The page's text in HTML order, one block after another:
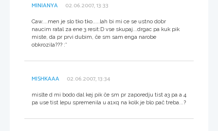
MINIANYA 02.06.2007, 13:33
Caw....men je slo tko tko.....lah bi mi ce se ustno dobr
naucim ratal za ene 3 resit:D vse skupaj...drgac pa kuk pik
miste, da pr prvi dubim, če sm sam enga narobe
obkrozila??? :*
MISHKAAA 02.06.2007, 13:34
mislte d mi bodo dal kej pik če sm pr zaporedju tist a3 pa a 4
pa use tist lepu spremenila u a1xq na kolk je blo pač treba...?